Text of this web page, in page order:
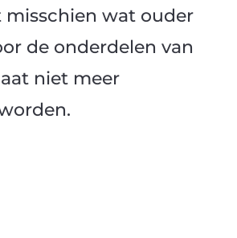
wat ouder
de onderdelen van
niet meer